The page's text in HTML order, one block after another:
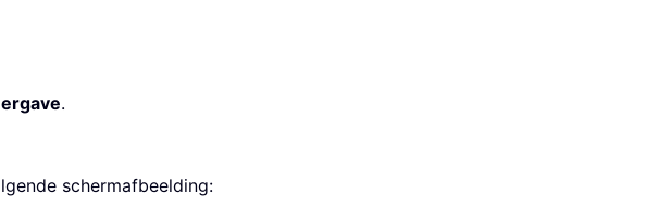
.
schermafbeelding: